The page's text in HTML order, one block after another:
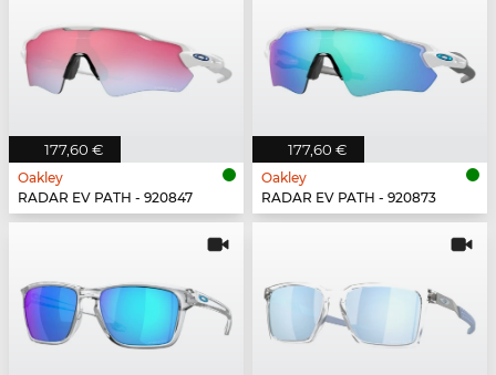
177,60 €
Oakley
RADAR EV PATH - 920847
177,60 €
Oakley
RADAR EV PATH - 920873